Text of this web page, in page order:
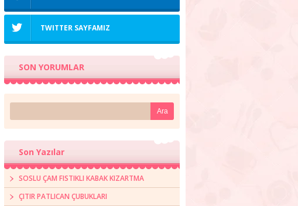
TWITTER SAYFAMIZ
SON YORUMLAR
Son Yazılar
SOSLU ÇAM FISTIKLI KABAK KIZARTMA
ÇITIR PATLICAN ÇUBUKLARI